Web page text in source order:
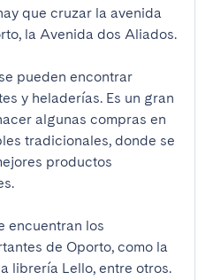
que cruzar la avenida
la Avenida dos Aliados.
pueden encontrar
y heladerías. Es un gran
algunas compras en
tradicionales, donde se
productos
encuentran los
de Oporto, como la
librería Lello, entre otros.